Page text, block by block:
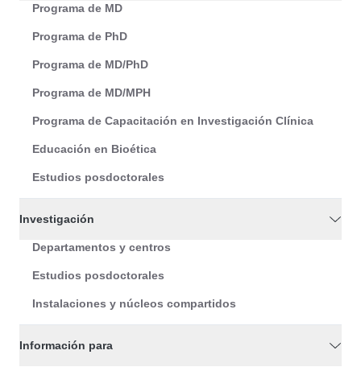
Programa de MD
Programa de PhD
Programa de MD/PhD
Programa de MD/MPH
Programa de Capacitación en Investigación Clínica
Educación en Bioética
Estudios posdoctorales
Investigación
Departamentos y centros
Estudios posdoctorales
Instalaciones y núcleos compartidos
Información para